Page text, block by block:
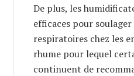
De plus, les
efficaces pour
respiratoires chez les
rhume pour lequel
continuent de